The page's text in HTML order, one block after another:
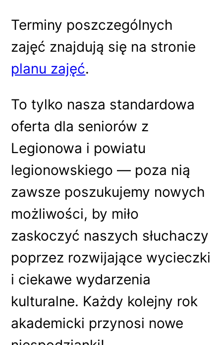
Terminy poszczególnych
zajęć znajdują się na stronie
planu zajęć.
To tylko nasza standardowa
oferta dla seniorów z
Legionowa i powiatu
legionowskiego — poza nią
zawsze poszukujemy nowych
możliwości, by miło
zaskoczyć naszych słuchaczy
poprzez rozwijające wycieczki
i ciekawe wydarzenia
kulturalne. Każdy kolejny rok
akademicki przynosi nowe